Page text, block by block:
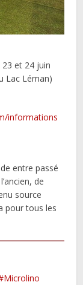
et 24 juin
Lac Léman)
informations
entre passé
de
source
pour tous les
Microlino